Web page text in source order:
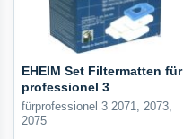
EHEIM Set Filtermatten für
professionel 3
fürprofessionel 3 2071, 2073,
2075